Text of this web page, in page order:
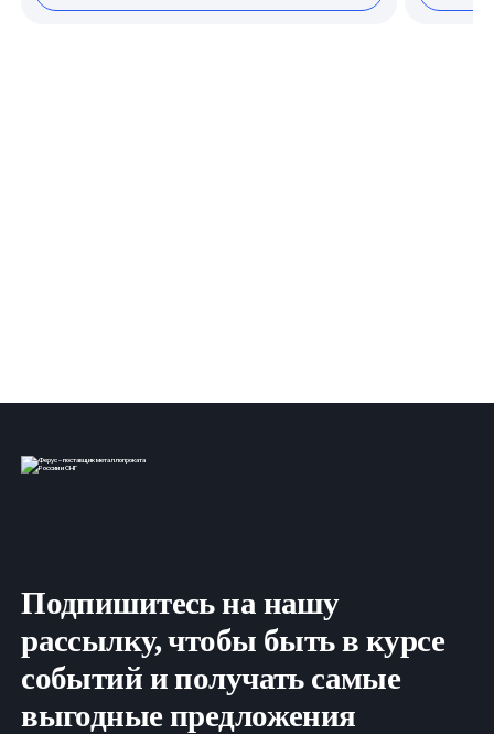
Подпишитесь на нашу
рассылку, чтобы быть в курсе
событий и получать самые
выгодные предложения